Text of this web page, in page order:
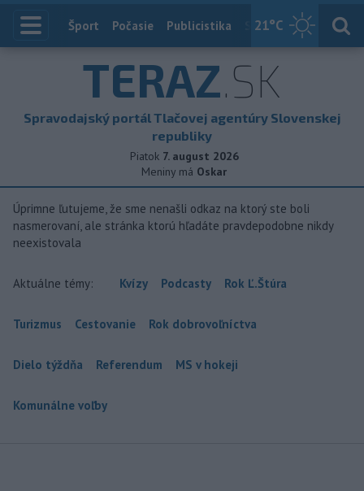
21°C
Index
Šport Počasie Publicistika Slovensko
TERAZ.SK
Spravodajský portál Tlačovej agentúry Slovenskej
republiky
Piatok 7. august 2026
Meniny má Oskar
Úprimne ľutujeme, že sme nenašli odkaz na ktorý ste boli
nasmerovaní, ale stránka ktorú hľadáte pravdepodobne nikdy
neexistovala
Aktuálne témy: Kvízy Podcasty Rok Ľ.Štúra
Turizmus Cestovanie Rok dobrovoľníctva
Dielo týždňa Referendum MS v hokeji
Komunálne voľby